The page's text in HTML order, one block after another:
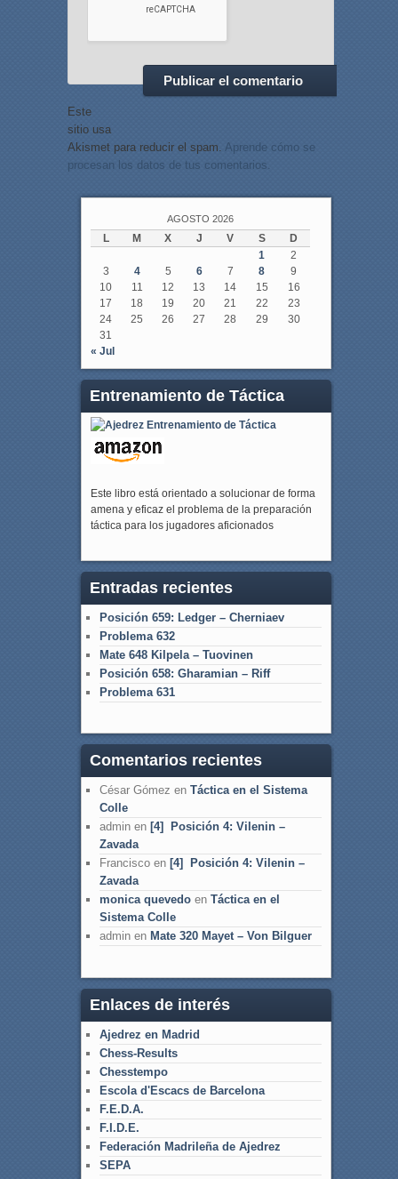
Este
sitio usa
Akismet para reducir el spam. Aprende cómo se
procesan los datos de tus comentarios.
AGOSTO 2026
L M X J V S
D
1
2
3
4 5 6 7 8
9
10
11 12 13 14 15
16
17
18 19 20 21 22
23
24
25 26 27 28 29
30
31
« Jul
Entrenamiento de Táctica
Este libro está orientado a solucionar de forma
amena y eficaz el problema de la preparación
táctica para los jugadores aficionados
Entradas recientes
Posición 659: Ledger – Cherniaev
Problema 632
Mate 648 Kilpela – Tuovinen
Posición 658: Gharamian – Riff
Problema 631
Comentarios recientes
César Gómez en Táctica en el Sistema
Colle
adminen [4] Posición 4: Vilenin –
Zavada
Franciscoen [4] Posición 4: Vilenin –
Zavada
monica quevedoen Táctica en el
Sistema Colle
adminen Mate 320 Mayet – Von Bilguer
Enlaces de interés
Ajedrez en Madrid
Chess-Results
Chesstempo
Escola d'Escacs de Barcelona
F.E.D.A.
F.I.D.E.
Federación Madrileña de Ajedrez
SEPA